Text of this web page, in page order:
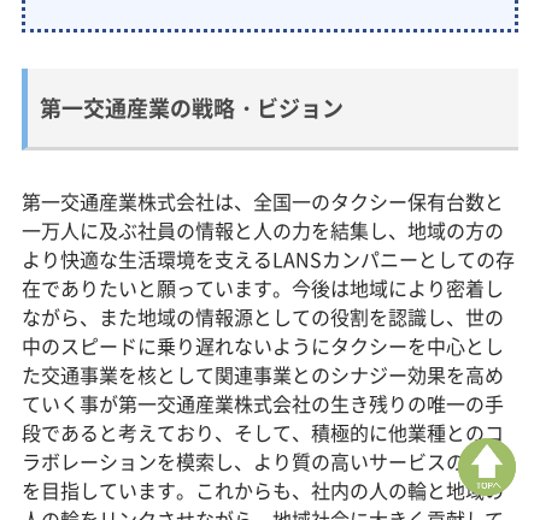
第一交通産業の戦略・ビジョン
第一交通産業株式会社は、全国一のタクシー保有台数と
一万人に及ぶ社員の情報と人の力を結集し、地域の方の
より快適な生活環境を支えるLANSカンパニーとしての存
在でありたいと願っています。今後は地域により密着し
ながら、また地域の情報源としての役割を認識し、世の
中のスピードに乗り遅れないようにタクシーを中心とし
た交通事業を核として関連事業とのシナジー効果を高め
ていく事が第一交通産業株式会社の生き残りの唯一の手
段であると考えており、そして、積極的に他業種とのコ
ラボレーションを模索し、より質の高いサービスの提供
を目指しています。これからも、社内の人の輪と地域の